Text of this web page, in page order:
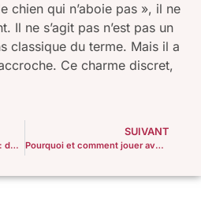
chien qui n’aboie pas », il ne
Il ne s’agit pas n’est pas un
classique du terme. Mais il a
Ce charme discret,
Les animaux de compagnie : des alliés indispensables pour notre bien-être
SUIVANT
Pourquoi et comment jouer avec son chat ?